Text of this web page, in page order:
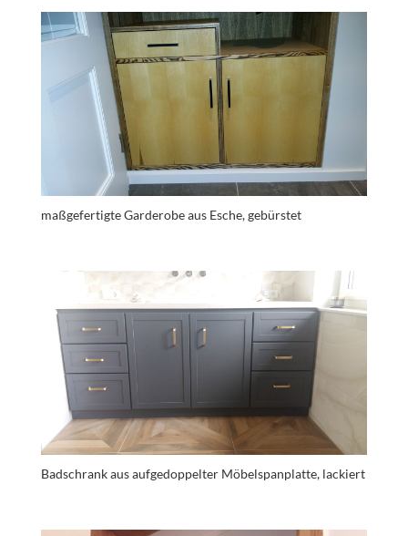
maßgefertigte Garderobe aus Esche, gebürstet
Badschrank aus aufgedoppelter Möbelspanplatte, lackiert